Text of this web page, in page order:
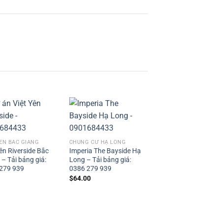
BẮC GIANG
Riverside Bắc
– Tải bảng giá:
939
CHUNG CƯ HẠ LONG
Imperia The Bayside Hạ
Long – Tải bảng giá:
0386 279 939
$64.00